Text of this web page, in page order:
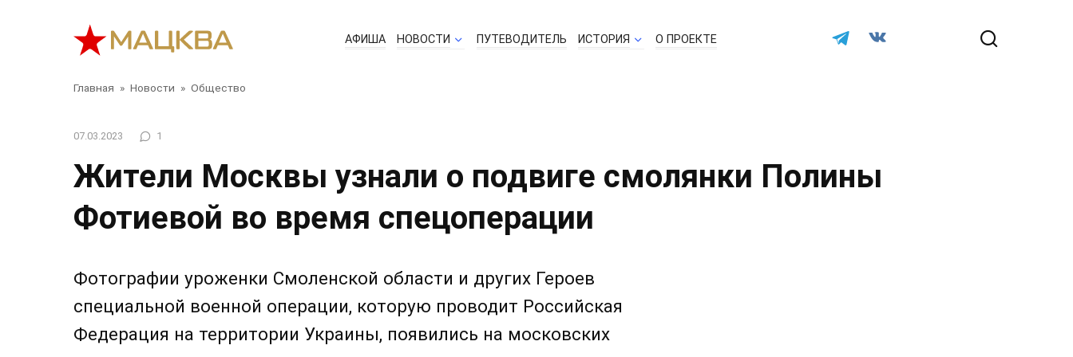
АФИША НОВОСТИ ПУТЕВОДИТЕЛЬ ИСТОРИЯ О ПРОЕКТЕ
Главная » Новости » Общество
07.03.2023 1
Жители Москвы узнали о подвиге смолянки Полины
Фотиевой во время спецоперации
Фотографии уроженки Смоленской области и других Героев
специальной военной операции, которую проводит Российская
Федерация на территории Украины, появились на московских